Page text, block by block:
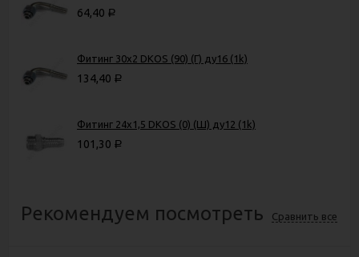
64,40 Р
Фитинг 30x2 DKOS (90) (Г) ду16 (1k)
134,40 Р
Фитинг 24х1,5 DKOS (0) (Ш) ду12 (1k)
101,30 Р
Рекомендуем посмотреть Сравнить все